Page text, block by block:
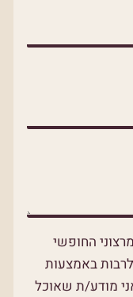
p
החופשי
באמצעות
מודע/ת שאוכל